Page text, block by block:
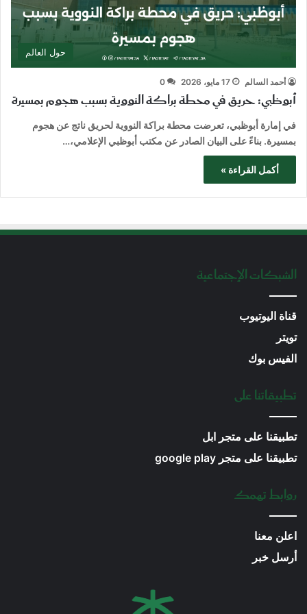
حول العالم
أحمد السالم 17 مايو، 2026 0
أبوظبي: حريق في محطة براكة النووية بسبب هجوم بمسيرة
في إمارة أبوظبي، تعرضت محطة براكة النووية لحريق ناتج عن هجوم
بمسيرة. بناءً على البيان الصادر عن مكتب أبوظبي الإعلامي،…
أكمل القراءة »
الشبكات الإجتماعية
قناة اليوتيوب
تويتر
الفيس بوك
تطبيقاتنا على
تطبيقنا على متجر ابل
تطبيقنا على متجر google play
روابط تهمك
اعلن معنا
أرسل خبر